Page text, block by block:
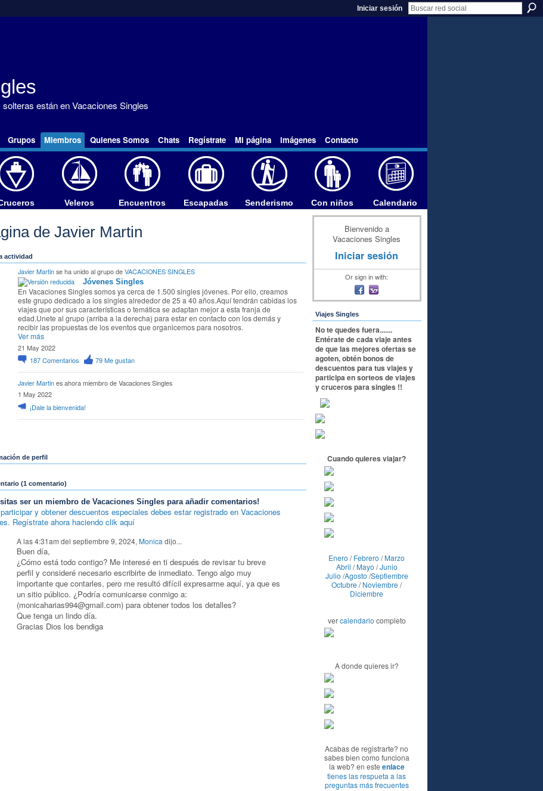
Iniciar sesión
están en Vacaciones Singles
Grupos Miembros Quienes Somos Chats Regístrate Mi página imágenes Contacto
Veleros Encuentros Escapadas Senderismo Con niños Calendario
de Javier Martin
actividad
Javier Martinse ha unido al grupo deVACACIONES SINGLES
Jóvenes Singles
En Vacaciones Singles somos ya cerca de 1.500 singles jóvenes. Por ello, creamos
este grupo dedicado a los singles alrededor de 25 a 40 años.Aquí tendrán cabidas los
viajes que por sus características o temática se adaptan mejor a esta franja de
edad.Unete al grupo (arriba a la derecha) para estar en contacto con los demás y
recibir las propuestas de los eventos que organicemos para nosotros.
Ver más
21 May 2022
187 Comentarios 79Me gustan
Javier Martines ahora miembro de Vacaciones Singles
1 May 2022
¡Dale la bienvenida!
de perfil
(1 comentario)
ser un miembro de Vacaciones Singles para añadir comentarios!
y obtener descuentos especiales debes estar registrado en Vacaciones
Regístrate ahora haciendo clik aquí
A las 4:31am del septiembre 9, 2024, Monica dijo...
Buen día,
¿Cómo está todo contigo? Me interesé en ti después de revisar tu breve
perfil y consideré necesario escribirte de inmediato. Tengo algo muy
importante que contarles, pero me resultó difícil expresarme aquí, ya que es
un sitio público. ¿Podría comunicarse conmigo a:
(monicaharias994@gmail.com) para obtener todos los detalles?
Que tenga un lindo día.
Gracias Dios los bendiga
Bienvenido a
Vacaciones Singles
Iniciar sesión
Or sign in with:
Viajes Singles
No te quedes fuera.......
Entérate de cada viaje antes
de que las mejores ofertas se
agoten, obtén bonos de
descuentos para tus viajes y
participa en sorteos de viajes
y cruceros para singles !!
Cuando quieres viajar?
Enero /Febrero /Marzo
Abril /Mayo /Junio
Julio /Agosto /Septiembre
Octubre /Noviembre /
Diciembre
vercalendario completo
A donde quieres ir?
Acabas de registrarte? no
sabes bien como funciona
la web? en este enlace
tienes las respueta a las
preguntas más frecuentes